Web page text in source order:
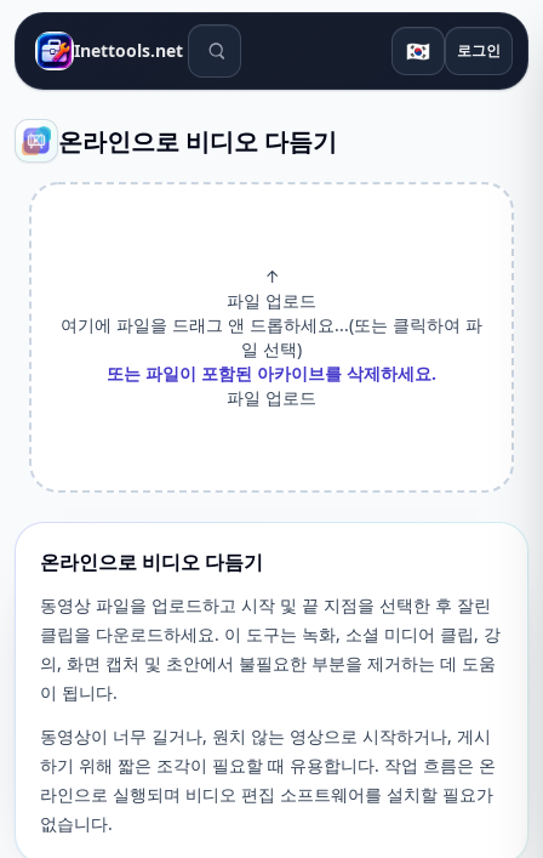
Inettools.net 검색 도구 🇰🇷 로그인
온라인으로 비디오 다듬기
↑
파일 업로드
여기에 파일을 드래그 앤 드롭하세요...(또는 클릭하여 파
일 선택)
또는 파일이 포함된 아카이브를 삭제하세요.
파일 업로드
온라인으로 비디오 다듬기
동영상 파일을 업로드하고 시작 및 끝 지점을 선택한 후 잘린
클립을 다운로드하세요. 이 도구는 녹화, 소셜 미디어 클립, 강
의, 화면 캡처 및 초안에서 불필요한 부분을 제거하는 데 도움
이 됩니다.
동영상이 너무 길거나, 원치 않는 영상으로 시작하거나, 게시
하기 위해 짧은 조각이 필요할 때 유용합니다. 작업 흐름은 온
라인으로 실행되며 비디오 편집 소프트웨어를 설치할 필요가
없습니다.